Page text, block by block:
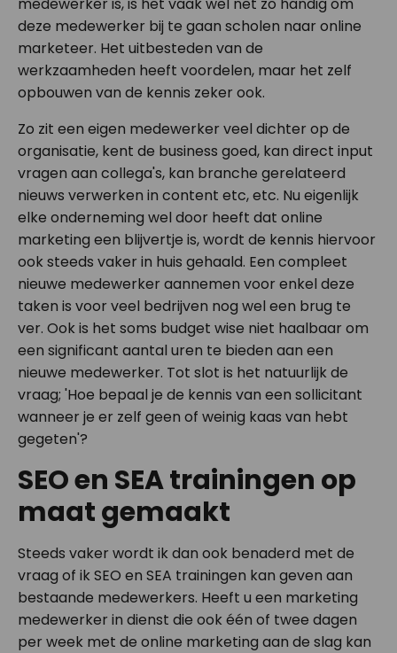
deze medewerker bij te gaan scholen naar online
marketeer. Het uitbesteden van de
werkzaamheden heeft voordelen, maar het zelf
opbouwen van de kennis zeker ook.
Zo zit een eigen medewerker veel dichter op de
organisatie, kent de business goed, kan direct input
vragen aan collega's, kan branche gerelateerd
nieuws verwerken in content etc, etc. Nu eigenlijk
elke onderneming wel door heeft dat online
marketing een blijvertje is, wordt de kennis hiervoor
ook steeds vaker in huis gehaald. Een compleet
nieuwe medewerker aannemen voor enkel deze
taken is voor veel bedrijven nog wel een brug te
ver. Ook is het soms budget wise niet haalbaar om
een significant aantal uren te bieden aan een
nieuwe medewerker. Tot slot is het natuurlijk de
vraag; 'Hoe bepaal je de kennis van een sollicitant
wanneer je er zelf geen of weinig kaas van hebt
gegeten'?
SEO en SEA trainingen op
maat gemaakt
Steeds vaker wordt ik dan ook benaderd met de
vraag of ik SEO en SEA trainingen kan geven aan
bestaande medewerkers. Heeft u een marketing
medewerker in dienst die ook één of twee dagen
per week met de online marketing aan de slag kan